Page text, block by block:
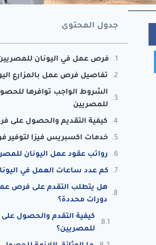
جدول المحتوى
فرص عمل في اليونان
تفاصيل فرص عمل بالمزارع
الشروط الواجب توافرها
للمصريين
كيفية التقديم والحصول على
خدمات اكسبريس فيزا لتوفير
رواتب عقود عمل اليونان
كم عدد ساعات العمل في
هل يتطلب التقدم على فرص
دورات محددة؟
كيفية التقدم والحصول
للمصريين؟